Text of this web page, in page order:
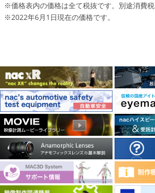
※価格表内の価格は全て税抜です。別途消費税
※2022年6月1日現在の価格です。